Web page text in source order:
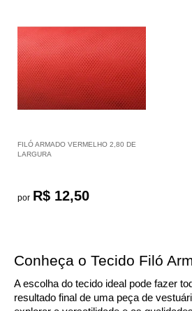
FILÓ ARMADO VERMELHO 2,80 DE
LARGURA
por R$ 12,50
Conheça o Tecido Filó
A escolha do tecido ideal pode fazer
resultado final de uma peça de